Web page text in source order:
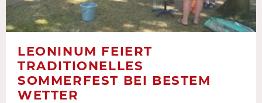
LEONINUM FEIERT
TRADITIONELLES
SOMMERFEST BEI BESTEM
WETTER